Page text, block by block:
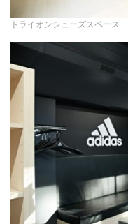
トライオンシューズスペース